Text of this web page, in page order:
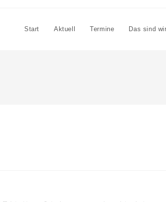
Start Aktuell Termine Das sind wir